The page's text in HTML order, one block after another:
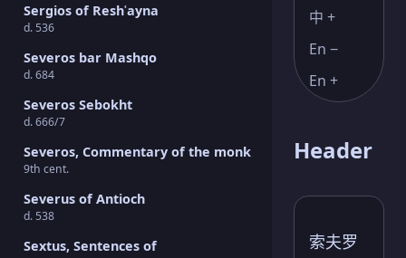
Sergios of Reshʿayna
d. 536
Severos bar Mashqo
d. 684
Severos Sebokht
d. 666/7
Severos, Commentary of the monk
9th cent.
Severus of Antioch
d. 538
Sextus, Sentences of
中 +
En −
En +
Header
索夫罗